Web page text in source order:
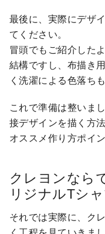
最後に、実際にデザ
てください。
冒頭でもご紹介した
結構ですし、布描き
く洗濯による色落ち
これで準備は整いま
接デザインを描く方
オススメ作り方ポイ
クレヨンなら
リジナルTシ
それでは実際に、ク